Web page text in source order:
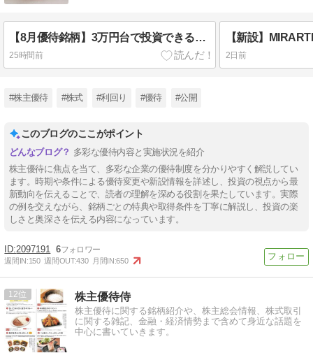
【8月優待銘柄】3万円台で投資できる3銘柄をご紹介
25時間前 2日前
#株主優待 #株式 #利回り #優待 #公開
このブログのここがポイント
多彩な優待内容と実施状況を紹介
株主優待に焦点を当て、多彩な企業の優待制度を分かりやすく解説してい
ます。時期や条件による優待変更や新設情報を詳述し、投資の視点から最
新動向を伝えることで、読者の理解を深める役割を果たしています。実際
の例を交えながら、銘柄ごとの特典や取得条件を丁寧に解説し、投資の楽
しさと奥深さを伝える内容になっています。
2097191 6
週間IN:150 週間OUT:430 月間IN:650
12 株主優待侍
株主優待に関する銘柄紹介や、株主総会情報、株式取引
に関する雑記、金融・経済情勢まで含めて身近な話題を
中心に書いていきます。